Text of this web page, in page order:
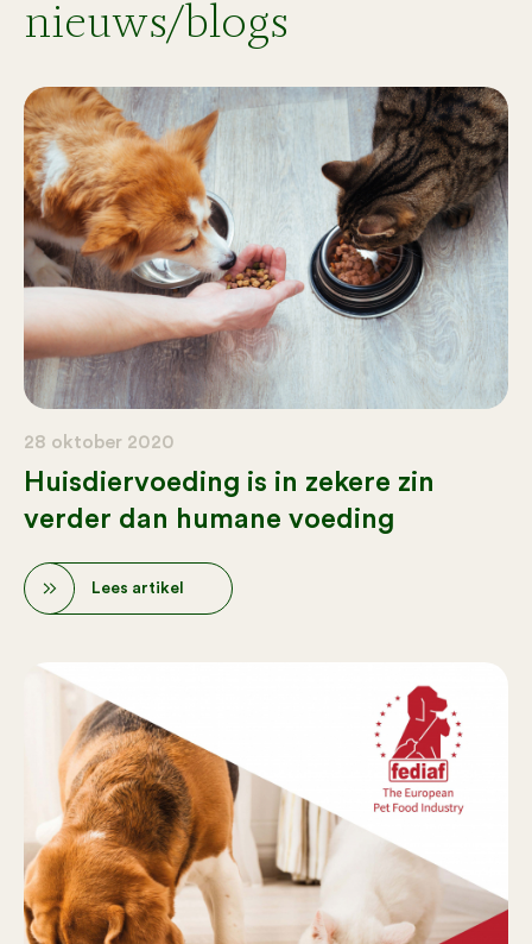
nieuws/blogs
28 oktober 2020
Huisdiervoeding is in zekere zin
verder dan humane voeding
Lees artikel